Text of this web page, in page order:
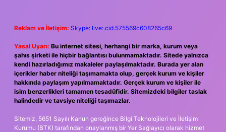
Reklam ve İletişim: Skype: live:.cid.575569c608265c69
Yasal Uyarı: Bu internet sitesi, herhangi bir marka, kurum veya
şahıs şirketi ile hiçbir bağlantısı bulunmamaktadır. Sitede yalnızca
kendi hazırladığımız makaleler paylaşılmaktadır. Burada yer alan
içerikler haber niteliği taşımamakta olup, gerçek kurum ve kişiler
hakkında paylaşım yapılmamaktadır. Gerçek kurum ve kişiler ile
isim benzerlikleri tamamen tesadüfidir. Sitemizdeki bilgiler taslak
halindedir ve tavsiye niteliği taşımazlar.
Sitemiz, 5651 Sayılı Kanun gereğince Bilgi Teknolojileri ve İletişim
Kurumu (BTK) tarafından onaylanmış bir Yer Sağlayıcı olarak hizmet